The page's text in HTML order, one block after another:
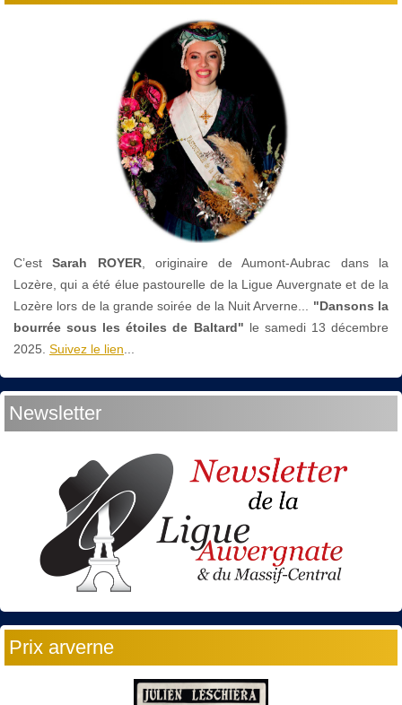
C’estSarah ROYER, originaire de Aumont-Aubrac dans la
Lozère, qui a été élue pastourelle de la Ligue Auvergnate et de la
Lozère lors de la grande soirée de la Nuit Arverne...
"Dansons la
bourrée sous les étoiles de Baltard" le samedi 13 décembre
2025. Suivez le lien
Newsletter
Prix arverne